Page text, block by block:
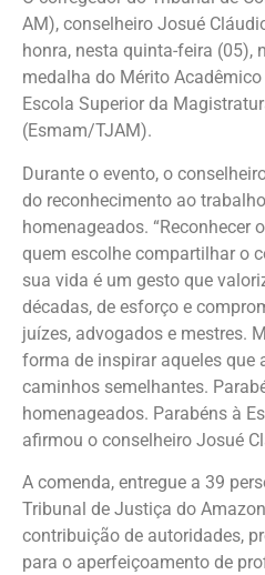
AM), conselheiro Josué
honra, nesta quinta-feira (05),
medalha do Mérito
Escola Superior da
(Esmam/TJAM).
Durante o evento, o
do reconhecimento ao
homenageados. “Reconhecer
quem escolhe compartilhar o
sua vida é um gesto que
décadas, de esforço e
juízes, advogados e mestres.
forma de inspirar aqueles que
caminhos semelhantes.
homenageados. Parabéns à
afirmou o conselheiro Josué
A comenda, entregue a 39
Tribunal de Justiça do
contribuição de autoridades,
para o aperfeiçoamento de